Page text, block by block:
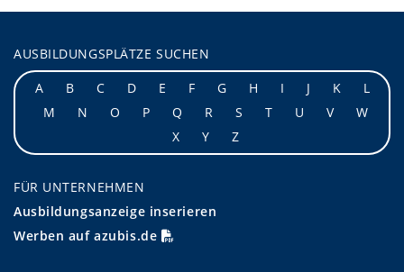
AUSBILDUNGSPLÄTZE SUCHEN
A
B C D E F G H I J K
L
M
N O P Q R S T U V
W
X
Y Z
FÜR UNTERNEHMEN
Ausbildungsanzeige inserieren
Werben auf azubis.de